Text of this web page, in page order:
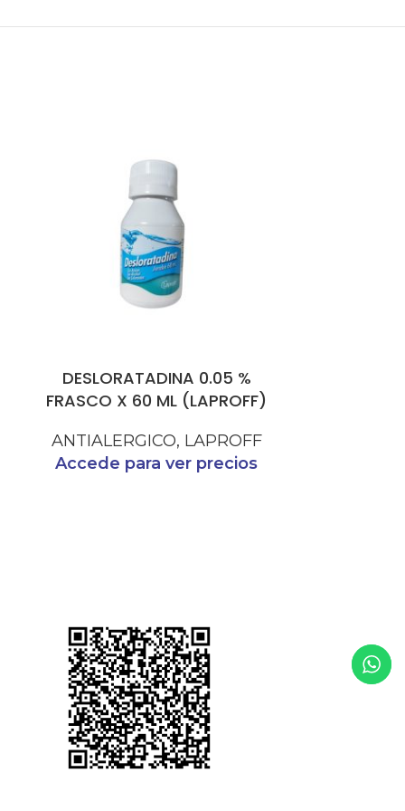
DESLORATADINA 0.05 %
FRASCO X 60 ML (LAPROFF)
ANTIALERGICO, LAPROFF
Accede para ver precios